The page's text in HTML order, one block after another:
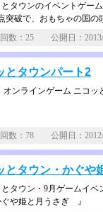
タウンのイベントゲー
突破で、おもちゃの国の
回数：25 公開日：
とタウンパート2
オンラインゲーム ニコッ
回数：78 公開日：
とタウン・かぐや
タウン・9月ゲームイベ
や姫と月うさぎ 』